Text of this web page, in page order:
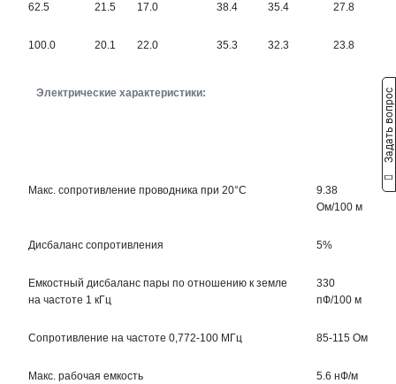
Электрические характеристики:
62.5 21.5 17.0 38.4 35.4 27.8
100.0 20.1 22.0 35.3 32.3 23.8
Макс. сопротивление проводника при 20°C
9.38
Ом/100 м
Дисбаланс сопротивления 5%
Емкостный дисбаланс пары по отношению к земле
на частоте 1 кГц
330
пФ/100 м
Сопротивление на частоте 0,772-100 МГц 85-115 Ом
Макс. рабочая емкость 5.6 нФ/м
Задать вопрос